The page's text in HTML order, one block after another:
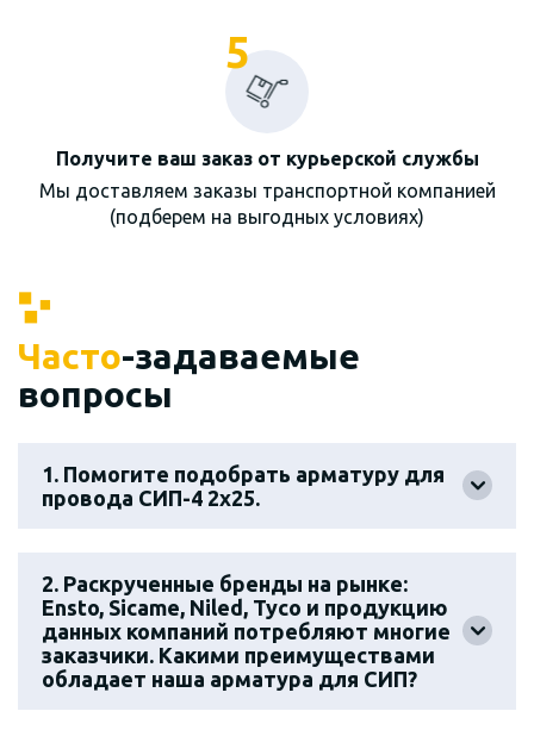
5
Получите ваш заказ от курьерской службы
Мы доставляем заказы транспортной компанией
(подберем на выгодных условиях)
Часто-задаваемые
вопросы
1. Помогите подобрать арматуру для
провода СИП-4 2х25.
2. Раскрученные бренды на рынке:
Ensto, Sicame, Niled, Tyco и продукцию
данных компаний потребляют многие
заказчики. Какими преимуществами
обладает наша арматура для СИП?